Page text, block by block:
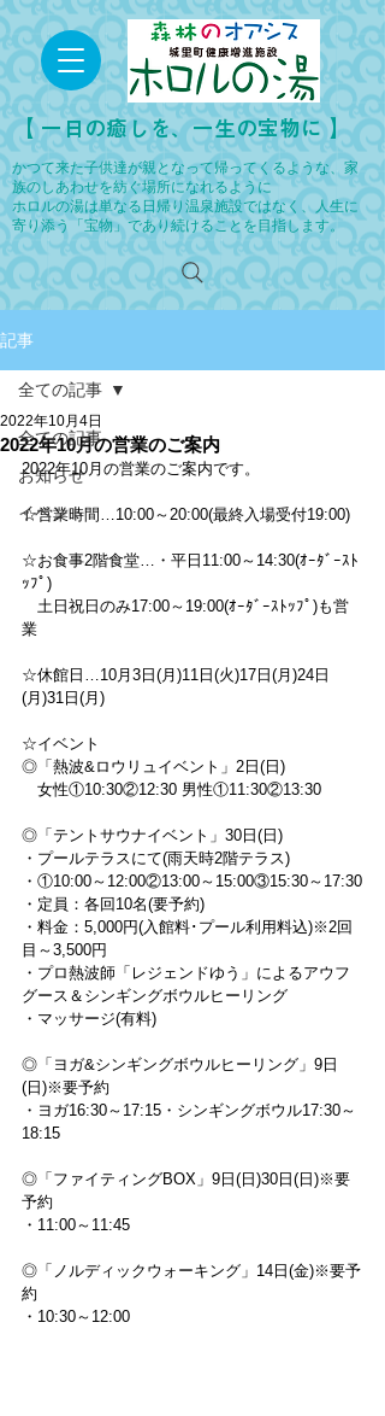
​【 一日の癒しを、一生の宝物に 】
かつて来た子供達が親となって帰ってくるような、家
族のしあわせを紡ぐ場所になれるように
ホロルの湯は単なる日帰り温泉施設ではなく、人生に
寄り添う「宝物」であり続けることを目指します。
記事
全ての記事
お知らせ
イベント
全ての記事
2022年10月の営業のご案内
2022年10月4日
2022年10月の営業のご案内です。
☆営業時間…10:00～20:00(最終入場受付19:00)
☆お食事2階食堂…・平日11:00～14:30(ｵｰﾀﾞｰｽﾄ
ｯﾌﾟ)
土日祝日のみ17:00～19:00(ｵｰﾀﾞｰｽﾄｯﾌﾟ)も営
業
☆休館日…10月3日(月)11日(火)17日(月)24日
(月)31日(月)
☆イベント
◎「熱波&ロウリュイベント」2日(日)
女性①10:30②12:30 男性①11:30②13:30
◎「テントサウナイベント」30日(日)
・プールテラスにて(雨天時2階テラス)
・①10:00～12:00②13:00～15:00③15:30～17:30
・定員：各回10名(要予約)
・料金：5,000円(入館料･プール利用料込)※2回
目～3,500円
・プロ熱波師「レジェンドゆう」によるアウフ
グース＆シンギングボウルヒーリング
・マッサージ(有料)
◎「ヨガ&シンギングボウルヒーリング」9日
(日)※要予約
・ヨガ16:30～17:15・シンギングボウル17:30～
18:15
◎「ファイティングBOX」9日(日)30日(日)※要
予約
・11:00～11:45
◎「ノルディックウォーキング」14日(金)※要予
約
・10:30～12:00